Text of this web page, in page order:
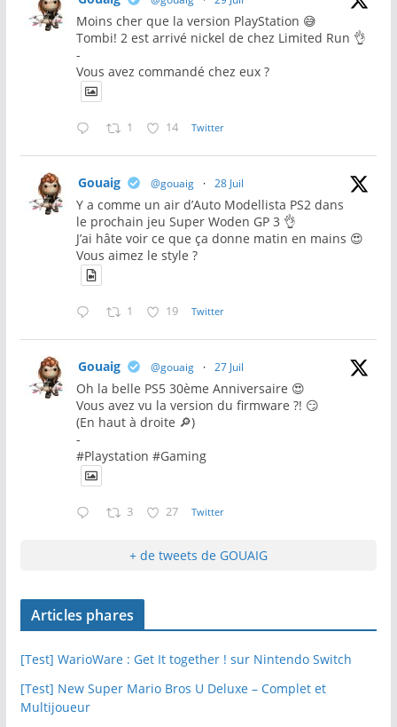
Moins cher que la version PlayStation 😅
Tombi! 2 est arrivé nickel de chez Limited Run 👌
-
Vous avez commandé chez eux ?
1 14 Twitter
Gouaig @gouaig · 28 Juil
Y a comme un air d’Auto Modellista PS2 dans
le prochain jeu Super Woden GP 3 👌
J’ai hâte voir ce que ça donne matin en mains 😍
Vous aimez le style ?
1 19 Twitter
Gouaig @gouaig · 27 Juil
Oh la belle PS5 30ème Anniversaire 😍
Vous avez vu la version du firmware ?! 😏
(En haut à droite 🔎)
-
#Playstation #Gaming
3 27 Twitter
+ de tweets de GOUAIG
Articles phares
[Test] WarioWare : Get It together ! sur Nintendo Switch
[Test] New Super Mario Bros U Deluxe – Complet et
Multijoueur